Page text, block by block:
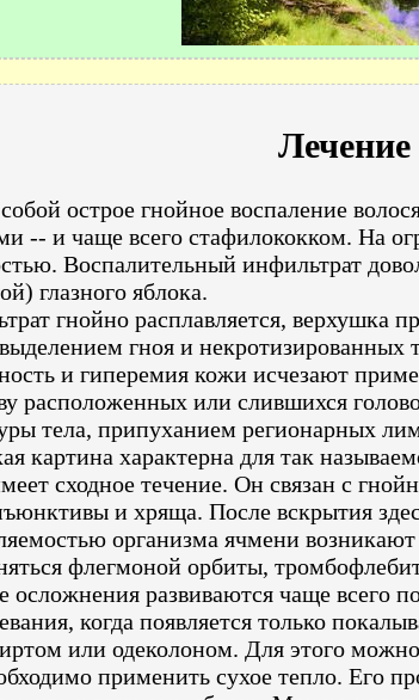
Лечение
острое гнойное воспаление
-- и чаще всего стафилококком. На
Воспалительный инфильтрат
глазного яблока.
гнойно расплавляется, верхушка
гноя и некротизированных
и гиперемия кожи исчезают
расположенных или слившихся
тела, припуханием регионарных
картина характерна для так
сходное течение. Он связан с
и хряща. После вскрытия
организма ячмени
флегмоной орбиты,
осложнения развиваются чаще всего
когда появляется только
или одеколоном. Для этого
применить сухое тепло. Его